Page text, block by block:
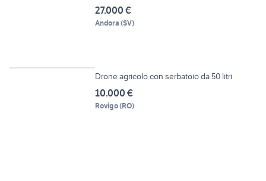
27.000 €
Andora (SV)
Drone agricolo con serbatoio da 50 litri
10.000 €
Rovigo(RO)